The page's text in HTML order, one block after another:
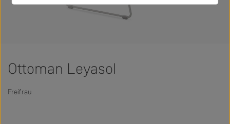
Ottoman Leyasol
Freifrau